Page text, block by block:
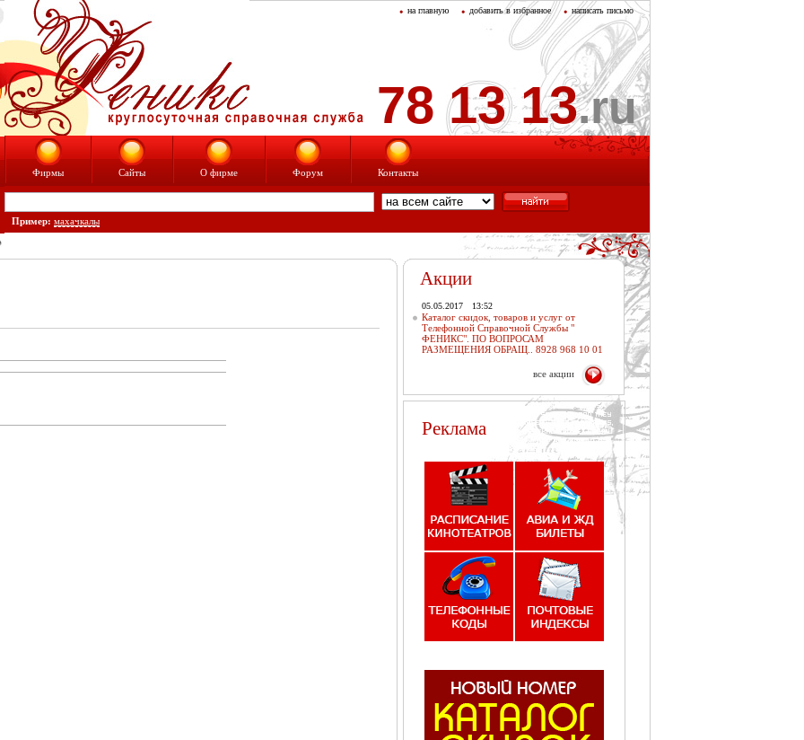
на главную добавить в избранное написать письмо
78 13 13.ru
Фирмы Сайты О фирме Форум Контакты
Пример: махачкалы
Акции
05.05.2017 13:52
Каталог скидок, товаров и услуг от
Телефонной Справочной Службы "
ФЕНИКС". ПО ВОПРОСАМ
РАЗМЕЩЕНИЯ ОБРАЩ.. 8928 968 10 01
все акции
Реклама